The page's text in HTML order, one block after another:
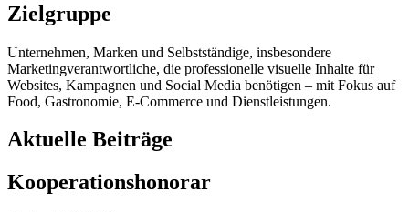
Zielgruppe
Unternehmen, Marken und Selbstständige, insbesondere
Marketingverantwortliche, die professionelle visuelle Inhalte für
Websites, Kampagnen und Social Media benötigen – mit Fokus auf
Food, Gastronomie, E-Commerce und Dienstleistungen.
Aktuelle Beiträge
Kooperationshonorar